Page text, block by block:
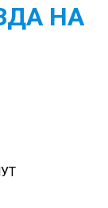
НА